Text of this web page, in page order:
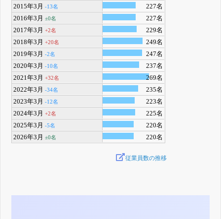
2015年3月-13名
227名
2016年3月±0名
227名
2017年3月+2名
229名
2018年3月+20名
249名
2019年3月-2名
247名
2020年3月-10名
237名
2021年3月+32名
269名
2022年3月-34名
235名
2023年3月-12名
223名
2024年3月+2名
225名
2025年3月-5名
220名
2026年3月±0名 220名
従業員数の推移